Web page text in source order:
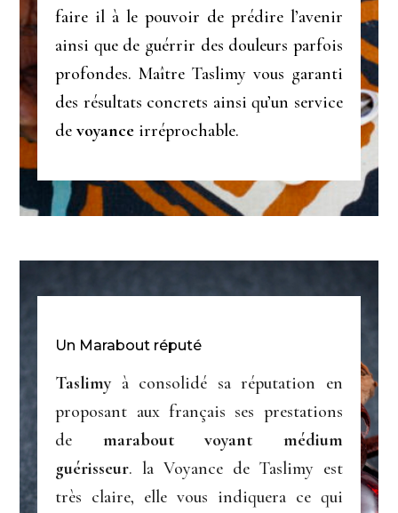
faire il à le pouvoir de prédire l’avenir
ainsi que de guérrir des douleurs parfois
profondes. Maître Taslimy vous garanti
des résultats concrets ainsi qu’un service
devoyance irréprochable.
Un Marabout réputé
Taslimyà consolidé sa réputation en
proposant aux français ses prestations
de marabout voyant médium
guérisseur. la Voyance de Taslimy est
très claire, elle vous indiquera ce qui